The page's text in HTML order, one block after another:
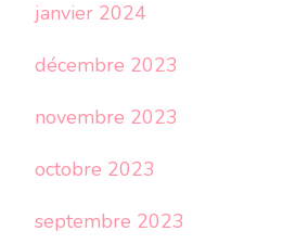
janvier 2024
décembre 2023
novembre 2023
octobre 2023
septembre 2023